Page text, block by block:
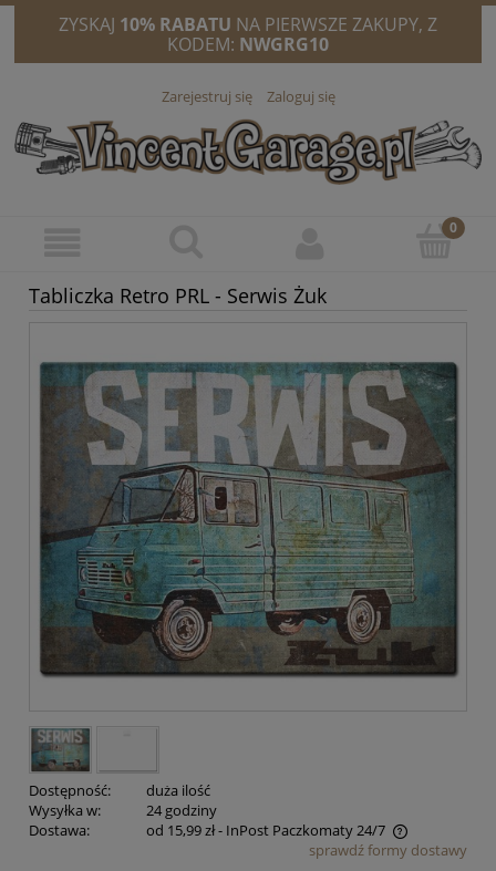
ZYSKAJ 10% RABATU NA PIERWSZE ZAKUPY, Z
KODEM: NWGRG10
Zarejestruj się Zaloguj się
Tabliczka Retro PRL - Serwis Żuk
Dostępność:
duża ilość
Wysyłka w:
24 godziny
Dostawa:
od 15,99 zł- InPost Paczkomaty 24/7
Cena nie zawiera ewentualnych kosztów płatnościsprawdź formy dostawy